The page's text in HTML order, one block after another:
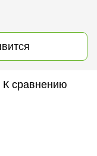
К сравнению